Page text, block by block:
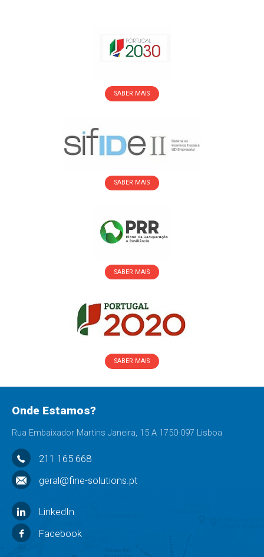
SABER MAIS
SABER MAIS
SABER MAIS
SABER MAIS
Onde Estamos?
Rua Embaixador Martins Janeira, 15 A 1750-097 Lisboa
211 165 668
geral@fine-solutions.pt
LinkedIn
Facebook